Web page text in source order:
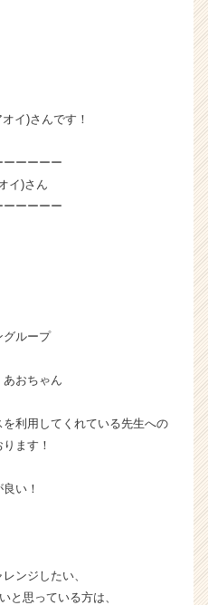
イ)さんです！
ーーーー
イ)さん
ーーーー
グループ
おちゃん
利用してくれている先生への
す！
い！
ンジしたい、
っている方は、